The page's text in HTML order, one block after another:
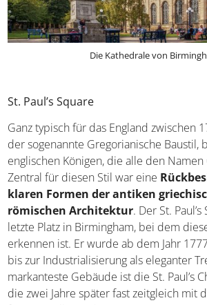
Die Kathedrale von
war der sogenannte Gregorianische
vier englischen Königen, die alle den
trugen. Zentral für diesen Stil war eine
auf die klaren Formen der antiken
und römischen Architektur . Der St.
der letzte Platz in Birmingham, bei dem
zu erkennen ist. Er wurde ab dem Jahr
diente bis zur Industrialisierung als
Das markanteste Gebäude ist die St.
Kirche, die zwei Jahre später fast
fertiggestellt wurde.